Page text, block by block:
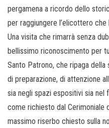
pergamena a ricordo dello
per raggiungere l’elicottero
Una visita che rimarrà senza
bellissimo riconoscimento per
Santo Patrono, che ripaga
di preparazione, di attenzione
sia negli spazi espositivi sia nel
come richiesto dal Cerimoniale
massimo riserbo chiesto sulla